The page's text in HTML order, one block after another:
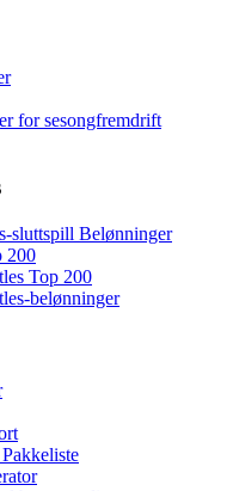
for sesongfremdrift
sluttspill Belønninger
200
Top 200
belønninger